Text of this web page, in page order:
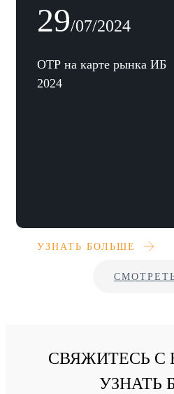
29/07/2024
ОТР на карте рынка ИБ
2024
УЗНАТЬ БОЛЬШЕ
СВЯЖИТЕСЬ С
УЗНАТЬ